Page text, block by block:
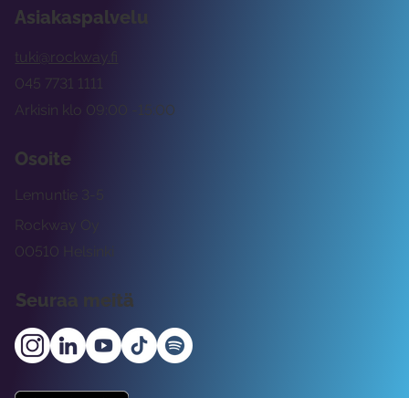
Asiakaspalvelu
tuki@rockway.fi
Arkisin klo 09:00 -15:00
045 7731 1111
Osoite
Rockway Oy
Lemuntie 3-5
00510 Helsinki
Seuraa meitä